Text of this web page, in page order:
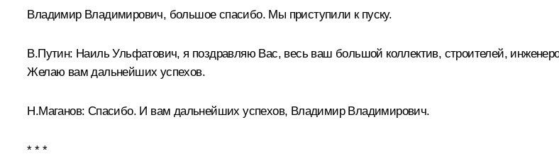
Владимир Владимирович, большое спасибо. Мы приступили к пуску.
В.Путин: Наиль Ульфатович, я поздравляю Вас, весь ваш большой коллектив, строителей,
Желаю вам дальнейших успехов.
Н.Маганов: Спасибо. И вам дальнейших успехов, Владимир Владимирович.
* * *